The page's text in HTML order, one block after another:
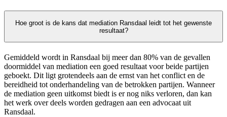
Hoe groot is de kans dat mediation Ransdaal leidt tot het gewenste
resultaat?
Gemiddeld wordt in Ransdaal bij meer dan 80% van de gevallen
doormiddel van mediation een goed resultaat voor beide partijen
geboekt. Dit ligt grotendeels aan de ernst van het conflict en de
bereidheid tot onderhandeling van de betrokken partijen. Wanneer
de mediation geen uitkomst biedt is er nog niks verloren, dan kan
het werk over deels worden gedragen aan een advocaat uit
Ransdaal.